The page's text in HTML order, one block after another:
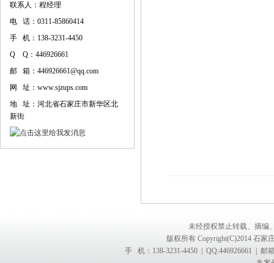
联系人：程经理
电 话：0311-85860414
手 机：138-3231-4450
Q Q：446926661
邮 箱：446926661@qq.com
网 址：www.sjzups.com
地 址：河北省石家庄市新华区北
新街
未经授权禁止转载、摘编
版权所有 Copyright(C)2014 石
手 机：138-3231-4450 | QQ:446926661 | 邮